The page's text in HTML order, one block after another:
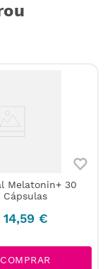
Melatonin+ 30
Cápsulas
14,59 €
COMPRAR